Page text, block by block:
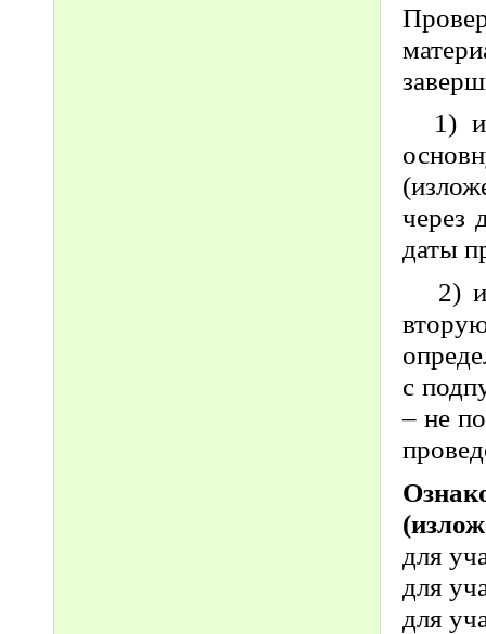
1)
через
даты
2)
с
– не
для
для
для